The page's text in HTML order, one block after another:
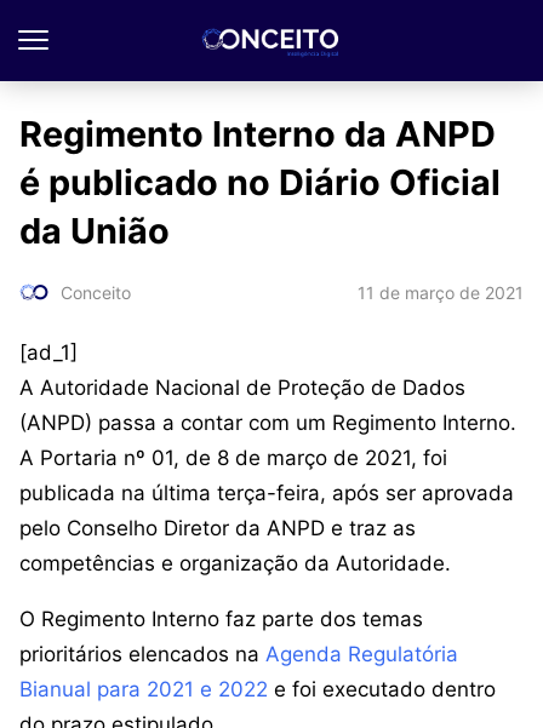
Regimento Interno da ANPD
é publicado no Diário Oficial
da União
Conceito 11 de março de 2021
[ad_1]
A Autoridade Nacional de Proteção de Dados
(ANPD) passa a contar com um Regimento Interno.
A Portaria nº 01, de 8 de março de 2021, foi
publicada na última terça-feira, após ser aprovada
pelo Conselho Diretor da ANPD e traz as
competências e organização da Autoridade.
O Regimento Interno faz parte dos temas
prioritários elencados na Agenda Regulatória
Bianual para 2021 e 2022 e foi executado dentro